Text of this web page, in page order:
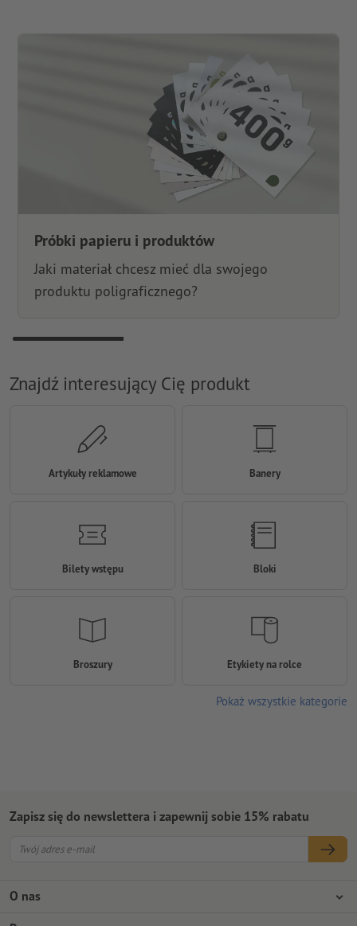
Próbki papieru i produktów
Jaki materiał chcesz mieć dla swojego
produktu poligraficznego?
Znajdź interesujący Cię produkt
Artykuły reklamowe Banery
Bilety wstępu Bloki
Broszury Etykiety na rolce
Pokaż wszystkie kategorie
O nas
Zapisz się do newslettera i zapewnij sobie 15% rabatu